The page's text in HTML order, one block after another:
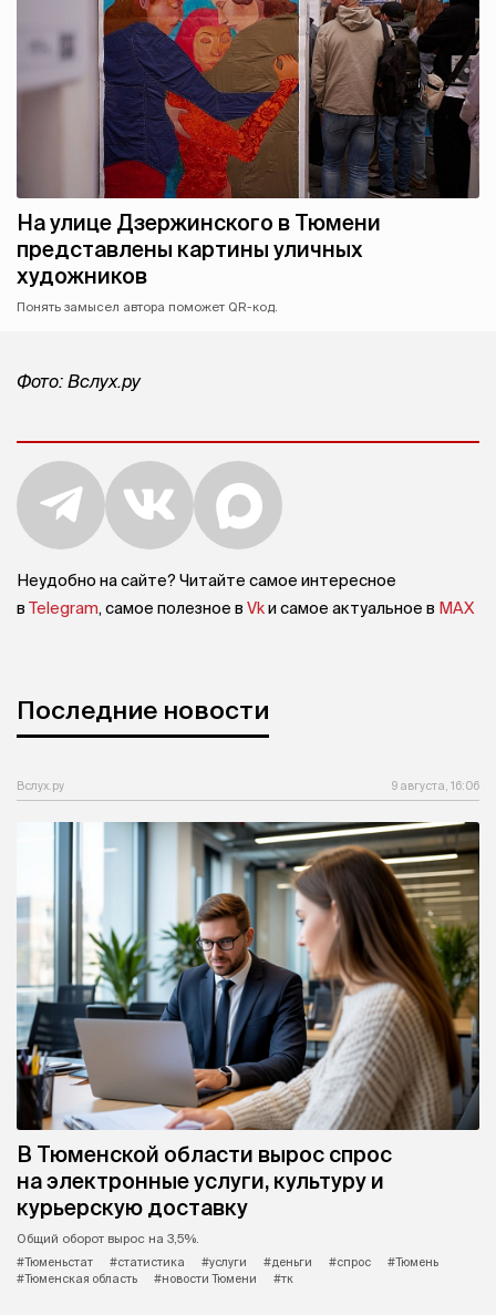
На улице Дзержинского в Тюмени
представлены картины уличных
художников
Понять замысел автора поможет QR-код.
Фото: Вслух.ру
Неудобно на сайте? Читайте самое интересное
в Telegram, самое полезное в Vkи самое актуальное в MAX
Последние новости
Вслух.ру 9 августа, 16:06
В Тюменской области вырос спрос
на электронные услуги, культуру и
курьерскую доставку
Общий оборот вырос на 3,5%.
#Тюменьстат
#статистика #услуги #деньги #спрос
#Тюмень
#Тюменская область
#новости Тюмени #тк